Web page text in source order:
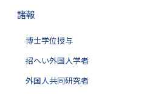
諸報
博士学位授与
招へい外国人学者
外国人共同研究者